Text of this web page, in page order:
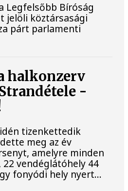
Legfelsőbb Bíróság
jelöli köztársasági
párt parlamenti
halkonzerv
-
tizenkettedik
meg az év
amelyre minden
vendéglátóhely 44
fonyódi hely nyert...